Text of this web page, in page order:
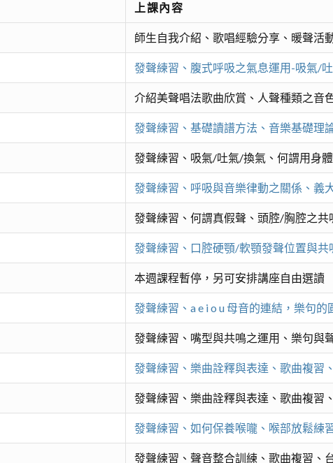
上課內容
師生自我介紹、歌唱經驗分享、暖聲活
發聲練習、腹式呼吸之氣息運用-吸氣/
介紹美聲唱法歌曲欣賞、人聲種類之音
發聲練習、基礎讀譜方法、音樂基礎理
發聲練習、吸氣/吐氣/換氣、何謂用身
發聲練習、呼吸與音樂律動之關係、義
發聲練習、何謂真假聲、頭腔/胸腔之共
發聲練習、口腔硬顎/軟顎發聲位置與共
本週課程暫停，另可安排講座自由選讀
發聲練習、a e i o u 母音的連結，樂句
發聲練習、嘴型與共鳴之運用、樂句與
發聲練習、樂曲詮釋與表達、歌曲複習
發聲練習、樂曲詮釋與表達、歌曲複習
發聲練習、如何保養喉嚨、喉部放鬆練
發聲練習、聲音整合訓練、歌曲複習、